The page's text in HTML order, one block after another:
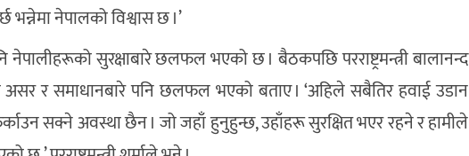
भन्नेमा नेपालको विश्वास छ ।’
नेपालीहरूको सुरक्षाबारे छलफल भएको छ । बैठकपछि परराष्ट्रमन्त्री बालानन्द
असर र समाधानबारे पनि छलफल भएको बताए । ‘अहिले सबैतिर हवाई उडान
सक्ने अवस्था छैन । जो जहाँ हुनुहुन्छ, उहाँहरू सुरक्षित भएर रहने र हामीले